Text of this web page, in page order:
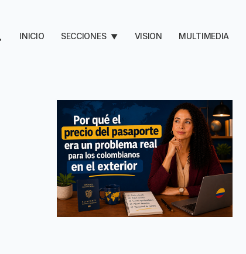
INICIO SECCIONES ▼ VISION MULTIMEDIA